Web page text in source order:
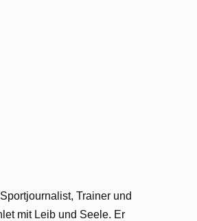
Trainer und
mit Leib und Seele. Er